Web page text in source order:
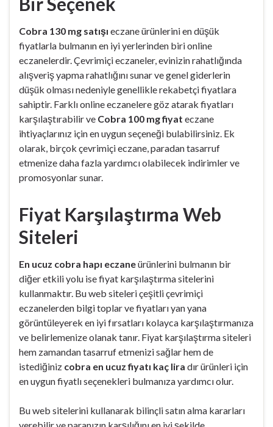
Cobra 130 mg satışı eczane ürünlerini en düşük
fiyatlarla bulmanın en iyi yerlerinden biri online
eczanelerdir. Çevrimiçi eczaneler, evinizin rahatlığında
alışveriş yapma rahatlığını sunar ve genel giderlerin
düşük olması nedeniyle genellikle rekabetçi fiyatlara
sahiptir. Farklı online eczanelere göz atarak fiyatları
karşılaştırabilir ve Cobra 100 mg fiyat eczane
ihtiyaçlarınız için en uygun seçeneği bulabilirsiniz. Ek
olarak, birçok çevrimiçi eczane, paradan tasarruf
etmenize daha fazla yardımcı olabilecek indirimler ve
promosyonlar sunar.
Fiyat Karşılaştırma Web
Siteleri
En ucuz cobra hapı eczaneürünlerini bulmanın bir
diğer etkili yolu ise fiyat karşılaştırma sitelerini
kullanmaktır. Bu web siteleri çeşitli çevrimiçi
eczanelerden bilgi toplar ve fiyatları yan yana
görüntüleyerek en iyi fırsatları kolayca karşılaştırmanıza
ve belirlemenize olanak tanır. Fiyat karşılaştırma siteleri
hem zamandan tasarruf etmenizi sağlar hem de
istediğiniz cobra en ucuz fiyatı kaç lira dır ürünleri için
en uygun fiyatlı seçenekleri bulmanıza yardımcı olur.
Bu web sitelerini kullanarak bilinçli satın alma kararları
verebilir ve paranızın karşılığını en iyi şekilde